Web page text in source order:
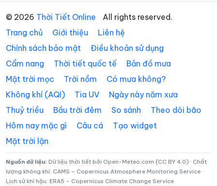
Xã Ba Tri Xã Bảo Thạnh
Xã Bình Đại Xã Bình Phú
Xã Bình Phước Xã Cái Ngang
Xã Cầu Kè Xã Cầu Ngang
Xã Châu Hòa Xã Châu Hưng
Xã Châu Thành Xã Chợ Lách
Xã Đôn Châu Xã Đông Hải
© 2026 Thời Tiết Online
All rights reserved.
Trang chủ
Giới thiệu
Liên hệ
Chính sách bảo mật
Điều khoản sử dụng
Cẩm nang
Thời tiết quốc tế
Bản đồ mưa
Mặt trời mọc
Trời nồm
Có mưa không?
Không khí (AQI)
Tia UV
Ngày này năm xưa
Thuỷ triều
Bầu trời đêm So sánh
Theo dõi bão
Hôm nay mặc gì
Câu cá
Tạo widget
Mặt trời lặn
Nguồn dữ liệu: Dữ liệu thời tiết bởi Open-Meteo.com (CC BY 4.0) · Chất
lượng không khí: CAMS – Copernicus Atmosphere Monitoring Service ·
Lịch sử khí hậu: ERA5 – Copernicus Climate Change Service